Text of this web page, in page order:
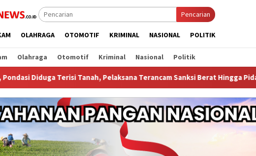
Pencarian
OLAHRAGA OTOMOTIF KRIMINAL NASIONAL POLITIK
Olahraga Otomotif Kriminal Nasional Politik
Pelaksana Terancam Sanksi Berat Hingga Pidana